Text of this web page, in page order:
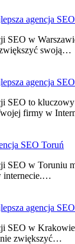
agencja
SEO w
swoją…
agencja SEO
SEO to
firmy w
SEO Toruń
SEO w Toruniu
internecie.…
agencja
SEO w
zwiększyć…